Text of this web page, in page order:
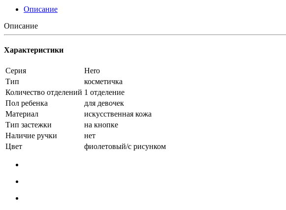
Описание
Описание
Характеристики
Серия
Hero
Тип
косметичка
Количество отделений 1 отделение
Пол ребенка
для девочек
Материал
искусственная кожа
Тип застежки
на кнопке
Наличие ручки
нет
Цвет
фиолетовый/с рисунком